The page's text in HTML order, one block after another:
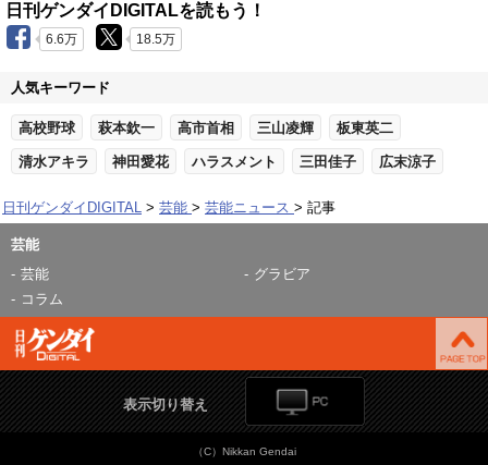
日刊ゲンダイDIGITALを読もう！
6.6万 18.5万
人気キーワード
高校野球 萩本欽一 高市首相 三山凌輝 板東英二
清水アキラ 神田愛花 ハラスメント 三田佳子 広末涼子
日刊ゲンダイDIGITAL 芸能 芸能ニュース 記事
芸能
芸能
グラビア
コラム
表示切り替え
（C）Nikkan Gendai